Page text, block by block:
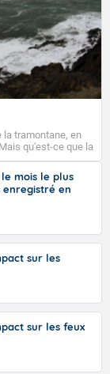
tramontane, en
qu'est-ce que la
tramontane est un
ou ouest à nord-
de l’Aude et à
trasmontanus,
montagneuses
mois le plus
enregistré en
sur les
sur les feux